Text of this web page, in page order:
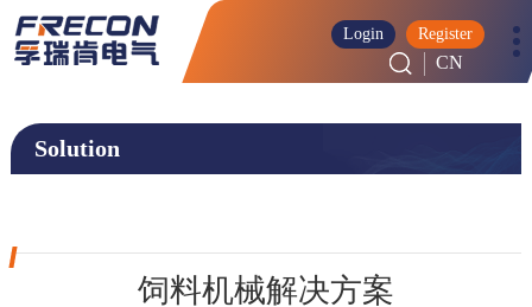
CN
Login Register
Solution
饲料机械解决方案